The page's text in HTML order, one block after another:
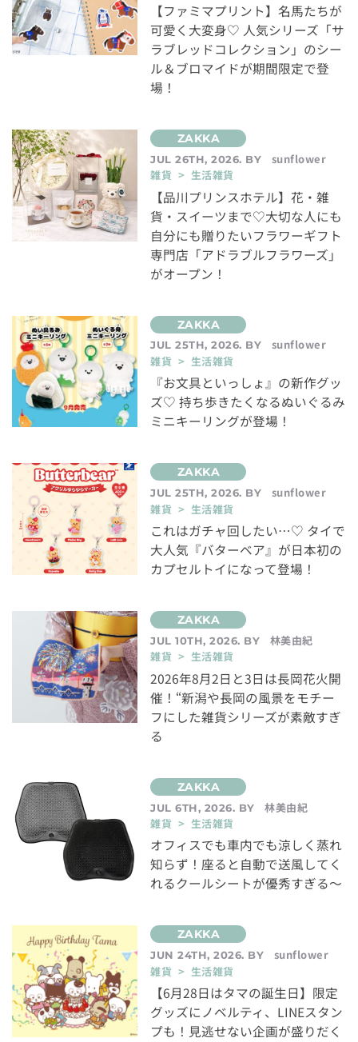
【ファミマプリント】名馬たちが
可愛く大変身♡ 人気シリーズ「サ
ラブレッドコレクション」のシー
ル＆ブロマイドが期間限定で登
場！
JUL 26TH, 2026. BY
sunflower
雑貨 > 生活雑貨
【品川プリンスホテル】花・雑
貨・スイーツまで♡大切な人にも
自分にも贈りたいフラワーギフト
専門店「アドラブルフラワーズ」
がオープン！
JUL 25TH, 2026. BY
sunflower
雑貨 > 生活雑貨
『お文具といっしょ』の新作グッ
ズ♡ 持ち歩きたくなるぬいぐるみ
ミニキーリングが登場！
JUL 25TH, 2026. BY
sunflower
雑貨 > 生活雑貨
これはガチャ回したい…♡ タイで
大人気『バターベア』が日本初の
カプセルトイになって登場！
JUL 10TH, 2026. BY
林美由紀
雑貨 > 生活雑貨
2026年8月2日と3日は長岡花火開
催！“新潟や長岡の風景をモチー
フにした雑貨シリーズが素敵すぎ
る
JUL 6TH, 2026. BY
林美由紀
雑貨 > 生活雑貨
オフィスでも車内でも涼しく蒸れ
知らず！座ると自動で送風してく
れるクールシートが優秀すぎる～
JUN 24TH, 2026. BY
sunflower
雑貨 > 生活雑貨
【6月28日はタマの誕生日】限定
グッズにノベルティ、LINEスタン
プも！見逃せない企画が盛りだく